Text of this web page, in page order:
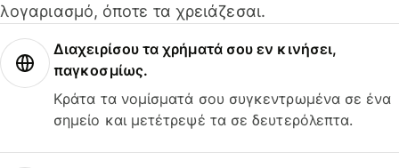
λογαριασμό, όποτε τα χρειάζεσαι.
Διαχειρίσου τα χρήματά σου εν κινήσει,
παγκοσμίως.
Κράτα τα νομίσματά σου συγκεντρωμένα σε ένα
σημείο και μετέτρεψέ τα σε δευτερόλεπτα.